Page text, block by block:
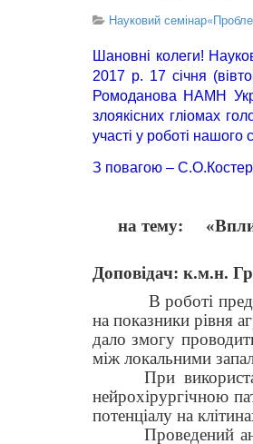
Науковий
Шановні колеги!
2017 р. 17 січня
Ромоданова НАМН
злоякісних гліомах
участі у роботі нашого
З повагою –
на тему:
Доповідач: к.м.н.
В роботі
на показники рівня
дало змогу
між локальними
При
нейрохірургічною
потенціалу на
Проведений